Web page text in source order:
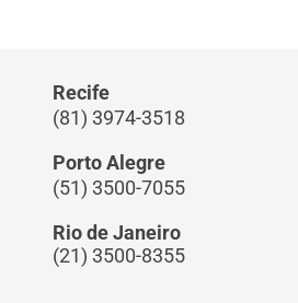
Recife
(81) 3974-3518
Porto Alegre
(51) 3500-7055
Rio de Janeiro
(21) 3500-8355